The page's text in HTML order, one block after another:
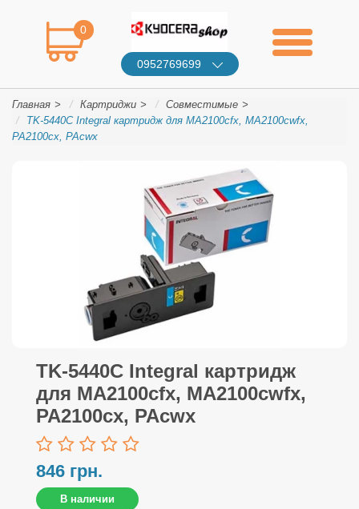
0
0952769699
Главная Картриджи
Совместимые
TK-5440C Integral картридж для MA2100cfx, MA2100cwfx,
PA2100cx, PAcwx
TK-5440C Integral картридж
для MA2100cfx, MA2100cwfx,
PA2100cx, PAcwx
846 грн.
В наличии